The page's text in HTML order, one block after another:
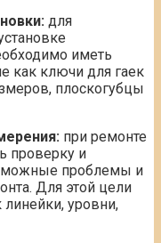
для
иметь
как ключи для гаек
плоскогубцы
при ремонте
проверку и
проблемы и
Для этой цели
линейки, уровни,